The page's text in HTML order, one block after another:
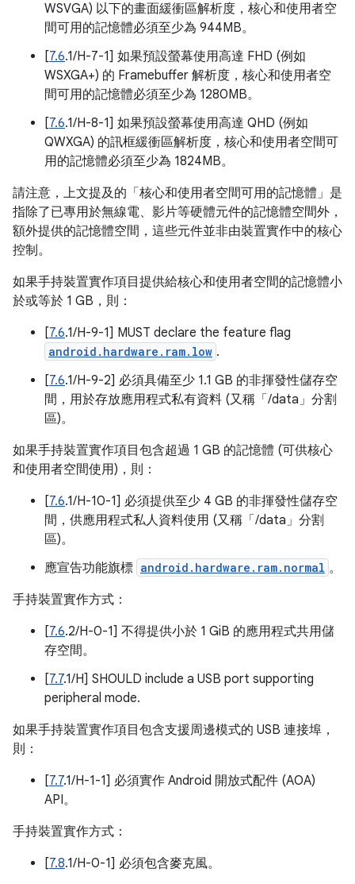
WSVGA) 以下的畫面緩衝區解析度，核心和使用者空
間可用的記憶體必須至少為 944MB。
[7.6.1/H-7-1] 如果預設螢幕使用高達 FHD (例如
WSXGA+) 的 Framebuffer 解析度，核心和使用者空
間可用的記憶體必須至少為 1280MB。
[7.6.1/H-8-1] 如果預設螢幕使用高達 QHD (例如
QWXGA) 的訊框緩衝區解析度，核心和使用者空間可
用的記憶體必須至少為 1824MB。
請注意，上文提及的「核心和使用者空間可用的記憶體」是
指除了已專用於無線電、影片等硬體元件的記憶體空間外，
額外提供的記憶體空間，這些元件並非由裝置實作中的核心
控制。
如果手持裝置實作項目提供給核心和使用者空間的記憶體小
於或等於 1 GB，則：
[7.6.1/H-9-1] MUST declare the feature flag
android.hardware.ram.low .
[7.6.1/H-9-2] 必須具備至少 1.1 GB 的非揮發性儲存空
間，用於存放應用程式私有資料 (又稱「/data」分割
區)。
如果手持裝置實作項目包含超過 1 GB 的記憶體 (可供核心
和使用者空間使用)，則：
[7.6.1/H-10-1] 必須提供至少 4 GB 的非揮發性儲存空
間，供應用程式私人資料使用 (又稱「/data」分割
區)。
應宣告功能旗標 android.hardware.ram.normal 。
手持裝置實作方式：
[7.6.2/H-0-1] 不得提供小於 1 GiB 的應用程式共用儲
存空間。
[7.7.1/H] SHOULD include a USB port supporting
peripheral mode.
如果手持裝置實作項目包含支援周邊模式的 USB 連接埠，
則：
[7.7.1/H-1-1] 必須實作 Android 開放式配件 (AOA)
API。
手持裝置實作方式：
[7.8.1/H-0-1] 必須包含麥克風。